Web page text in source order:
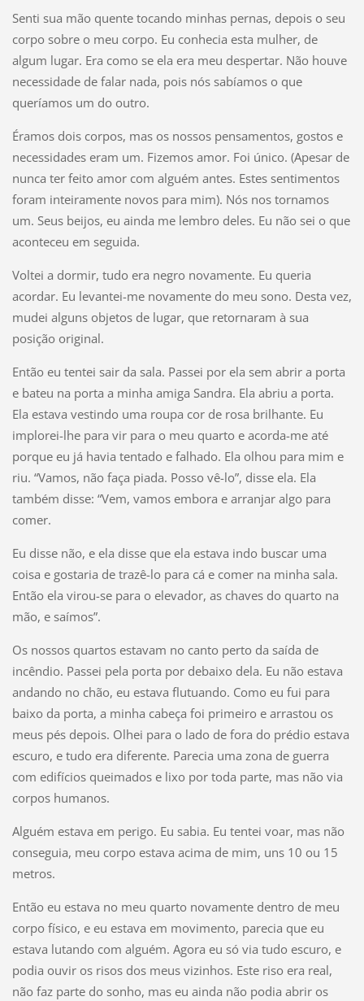
Senti sua mão quente tocando minhas pernas, depois o seu
corpo sobre o meu corpo. Eu conhecia esta mulher, de
algum lugar. Era como se ela era meu despertar. Não houve
necessidade de falar nada, pois nós sabíamos o que
queríamos um do outro.
Éramos dois corpos, mas os nossos pensamentos, gostos e
necessidades eram um. Fizemos amor. Foi único. (Apesar de
nunca ter feito amor com alguém antes. Estes sentimentos
foram inteiramente novos para mim). Nós nos tornamos
um. Seus beijos, eu ainda me lembro deles. Eu não sei o que
aconteceu em seguida.
Voltei a dormir, tudo era negro novamente. Eu queria
acordar. Eu levantei-me novamente do meu sono. Desta vez,
mudei alguns objetos de lugar, que retornaram à sua
posição original.
Então eu tentei sair da sala. Passei por ela sem abrir a porta
e bateu na porta a minha amiga Sandra. Ela abriu a porta.
Ela estava vestindo uma roupa cor de rosa brilhante. Eu
implorei-lhe para vir para o meu quarto e acorda-me até
porque eu já havia tentado e falhado. Ela olhou para mim e
riu. “Vamos, não faça piada. Posso vê-lo”, disse ela. Ela
também disse: “Vem, vamos embora e arranjar algo para
comer.
Eu disse não, e ela disse que ela estava indo buscar uma
coisa e gostaria de trazê-lo para cá e comer na minha sala.
Então ela virou-se para o elevador, as chaves do quarto na
mão, e saímos”.
Os nossos quartos estavam no canto perto da saída de
incêndio. Passei pela porta por debaixo dela. Eu não estava
andando no chão, eu estava flutuando. Como eu fui para
baixo da porta, a minha cabeça foi primeiro e arrastou os
meus pés depois. Olhei para o lado de fora do prédio estava
escuro, e tudo era diferente. Parecia uma zona de guerra
com edifícios queimados e lixo por toda parte, mas não via
corpos humanos.
Alguém estava em perigo. Eu sabia. Eu tentei voar, mas não
conseguia, meu corpo estava acima de mim, uns 10 ou 15
metros.
Então eu estava no meu quarto novamente dentro de meu
corpo físico, e eu estava em movimento, parecia que eu
estava lutando com alguém. Agora eu só via tudo escuro, e
podia ouvir os risos dos meus vizinhos. Este riso era real,
não faz parte do sonho, mas eu ainda não podia abrir os